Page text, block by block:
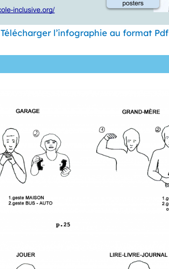
Télécharger l’infographie au format Pdf